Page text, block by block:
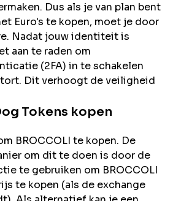
Dus als je van plan bent
Euro's te kopen, moet je door
Nadat jouw identiteit is
aan te raden om
(2FA) in te schakelen
Dit verhoogt de veiligheid
Tokens kopen
BROCCOLI te kopen. De
om dit te doen is door de
te gebruiken om BROCCOLI
te kopen (als de exchange